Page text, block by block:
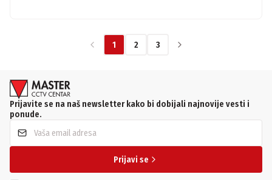
1 2 3
Prijavite se na naš newsletter kako bi dobijali najnovije vesti i
ponude.
Prijavi se